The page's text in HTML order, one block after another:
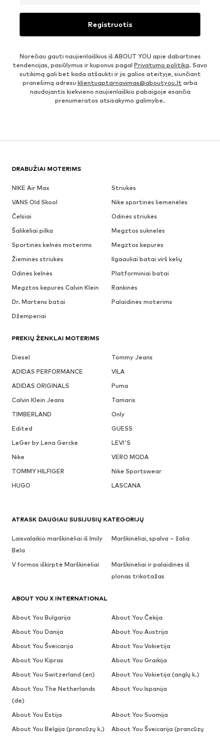
Registruotis
Norėčiau gauti naujienlaiškius iš ABOUT YOU apie dabartines
tendencijas, pasiūlymus ir kuponus pagal Privatumo politika. Savo
sutikimą gali bet kada atšaukti ir jis galios ateityje, siunčiant
pranešimą adresu klientuaptarnavimas@aboutyou.lt arba
naudojantis kiekvieno naujienlaiškio pabaigoje esančia
prenumeratos atsisakymo galimybe.
DRABUŽIAI MOTERIMS
NIKE Air Max
Striukės
VANS Old Skool
Nike sportinės liemenėlės
Čelsiai
Odinės striukės
Šalikėliai pilka
Megztos suknelės
Sportinės kelnės moterims
Megztos kepurės
Žieminės striukės
Ilgaauliai batai virš kelių
Odinės kelnės
Platforminiai batai
Megztos kepurės Calvin Klein
Rankinės
Dr. Martens batai
Palaidinės moterims
Džemperiai
PREKIŲ ŽENKLAI MOTERIMS
Diesel
Tommy Jeans
ADIDAS PERFORMANCE
VILA
ADIDAS ORIGINALS
Puma
Calvin Klein Jeans
Tamaris
TIMBERLAND
Only
Edited
GUESS
LeGer by Lena Gercke
LEVI'S
Nike
VERO MODA
TOMMY HILFIGER
Nike Sportswear
HUGO
LASCANA
ATRASK DAUGIAU SUSIJUSIŲ KATEGORIJŲ
Laisvalaikio marškinėliai iš Imily
Bela
Marškinėliai, spalva – žalia
V formos iškirptė Marškinėliai
Marškinėliai ir palaidinės iš
plonas trikotažas
ABOUT YOU X INTERNATIONAL
About You Bulgarija
About You Čekija
About You Danija
About You Austrija
About You Šveicarija
About You Vokietija
About You Kipras
About You Graikija
About You Switzerland (en)
About You Vokietija (anglų k.)
About You The Netherlands
(de)
About You Ispanija
About You Estija
About You Suomija
About You Belgija (prancūzų k.)
About You Šveicarija (prancūzų